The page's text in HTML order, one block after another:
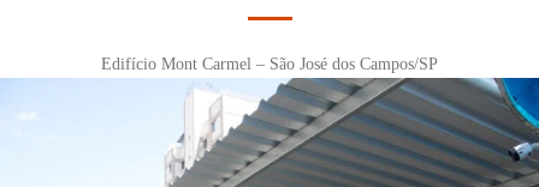
Edifício Mont Carmel – São José dos Campos/SP